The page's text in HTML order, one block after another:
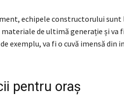
echipele constructorului sunt
de ultimă generație și va
exemplu, va fi o cuvă imensă din
pentru oraș